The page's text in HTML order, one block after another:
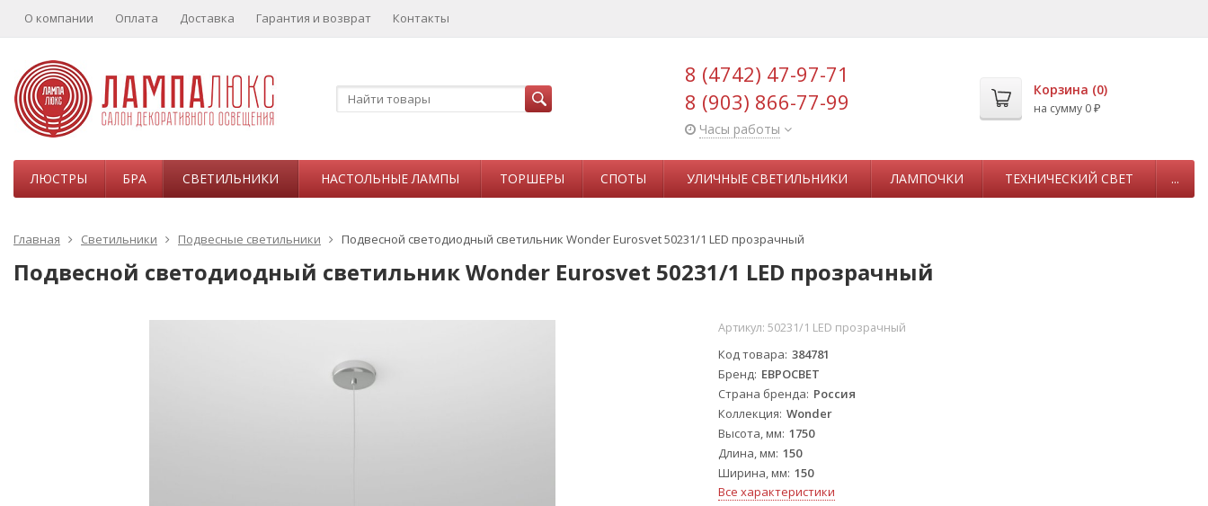
О компании Оплата Доставка Гарантия и возврат Контакты
8 (4742) 47-97-71
8 (903) 866-77-99
Часы работы
Корзина (0)
на сумму 0 ₽
ЛЮСТРЫ БРА СВЕТИЛЬНИКИ НАСТОЛЬНЫЕ ЛАМПЫ ТОРШЕРЫ СПОТЫ УЛИЧНЫЕ СВЕТИЛЬНИКИ ЛАМПОЧКИ ТЕХНИЧЕСКИЙ СВЕТ ...
Главная Светильники Подвесные светильники Подвесной светодиодный светильник Wonder Eurosvet 50231/1 LED прозрачный
Подвесной светодиодный светильник Wonder Eurosvet 50231/1 LED прозрачный
Артикул: 50231/1 LED прозрачный
Код товара 384781
Бренд ЕВРОСВЕТ
Страна бренда Россия
Коллекция Wonder
Высота, мм 1750
Длина, мм 150
Ширина, мм 150
Все характеристики